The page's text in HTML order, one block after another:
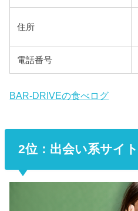
住所
電話番号
BAR-DRIVEの食べログ
2位：出会い系サイト